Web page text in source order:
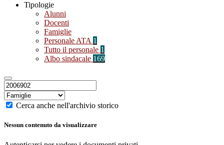
Tipologie
Alunni
Docenti
Famiglie
Personale ATA 1
Tutto il personale 1
Albo sindacale 169
Cerca anche nell'archivio storico
Nessun contenuto da visualizzare